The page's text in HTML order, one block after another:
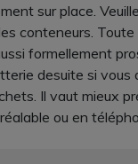
sur place.
conteneurs.
formellement
desuite si vous
Il vaut mieux
ou en